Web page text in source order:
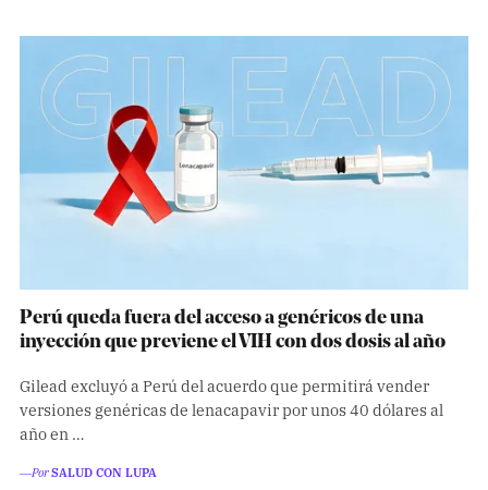
Perú queda fuera del acceso a genéricos de una
inyección que previene el VIH con dos dosis al año
Gilead excluyó a Perú del acuerdo que permitirá vender
versiones genéricas de lenacapavir por unos 40 dólares al
año en …
―PorSALUD CON LUPA